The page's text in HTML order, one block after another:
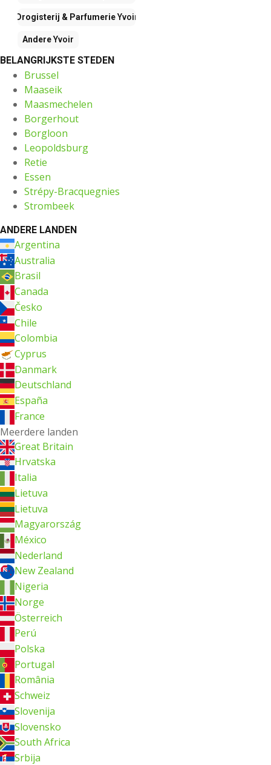
Drogisterij & ParfumerieYvoir
AndereYvoir
BELANGRIJKSTE STEDEN
Brussel
Maaseik
Maasmechelen
Borgerhout
Borgloon
Leopoldsburg
Retie
Essen
Strépy-Bracquegnies
Strombeek
ANDERE LANDEN
Argentina
Australia
Brasil
Canada
Česko
Chile
Colombia
Cyprus
Danmark
Deutschland
España
France
Meerdere landen
Great Britain
Hrvatska
Italia
Lietuva
Lietuva
Magyarország
México
Nederland
New Zealand
Nigeria
Norge
Österreich
Perú
Polska
Portugal
România
Schweiz
Slovenija
Slovensko
South Africa
Srbija